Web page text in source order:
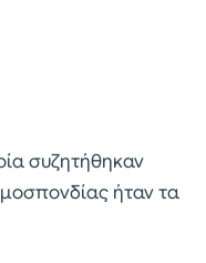
συζητήθηκαν
ήταν τα